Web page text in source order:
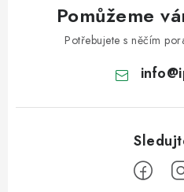
Pomůžeme
Potřebujete s něčím
info@